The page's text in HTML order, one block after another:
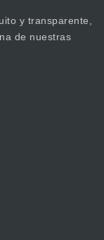
y transparente,
de nuestras